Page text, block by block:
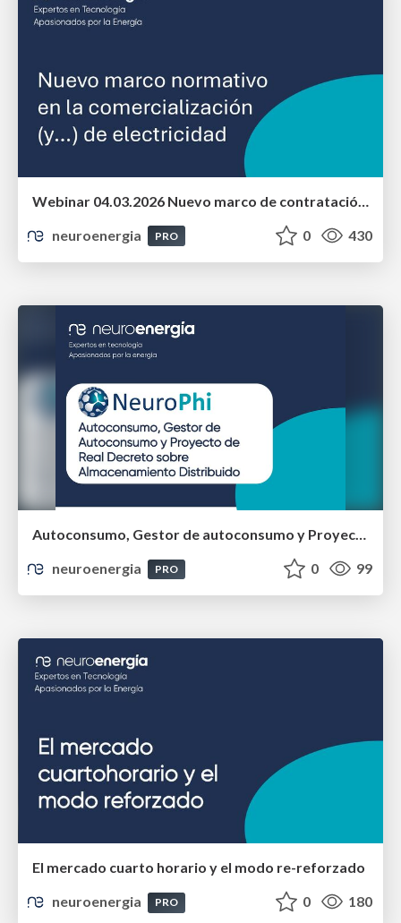
neuroenergia
PRO 0 430
Autoconsumo, Gestor de autoconsumo y Proyecto de RD sobre almacenamiento distribuido
neuroenergia
PRO 0 99
El mercado cuarto horario y el modo re-reforzado
neuroenergia
PRO 0 180